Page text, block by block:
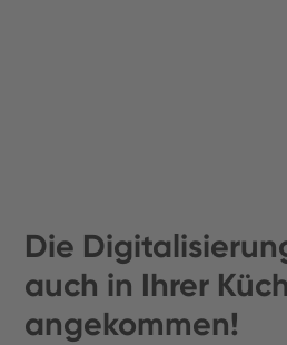
Die
auch in Ihrer
angekommen!